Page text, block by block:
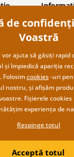
de plată
Despre noi
Întrebări
Contacte
©2019 ©
| Magazinul
de
Voastră
vor ajuta să găsiți rapid
și împiedică apariția
cookies-uri
nostru, și afișăm
Fișierele cookies
experiența de
Respinge totul
Acceptă totul